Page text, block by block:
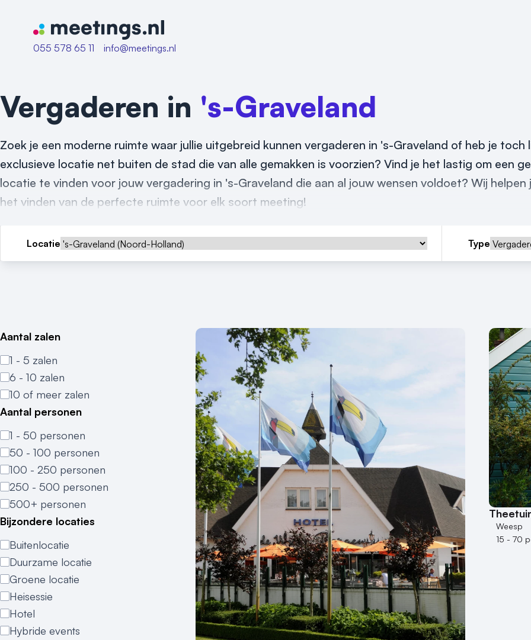
Naar home van Meetings
055 578 65 11
info@meetings.nl
Vergaderen in 's-Graveland
Zoek je een moderne ruimte waar jullie uitgebreid kunnen vergaderen in 's-Graveland of heb je toch
exclusieve locatie net buiten de stad die van alle gemakken is voorzien? Vind je het lastig om een
locatie te vinden voor jouw vergadering in 's-Graveland die aan al jouw wensen voldoet? Wij helpen
het vinden van de perfecte ruimte voor elk soort meeting!
Locatie Type
Aantal zalen
1 - 5 zalen
6 - 10 zalen
10 of meer zalen
Aantal personen
1 - 50 personen
50 - 100 personen
100 - 250 personen
250 - 500 personen
500+ personen
Bijzondere locaties
Buitenlocatie
Duurzame locatie
Groene locatie
Heisessie
Hotel
Hybride events
Weesp
15 - 70